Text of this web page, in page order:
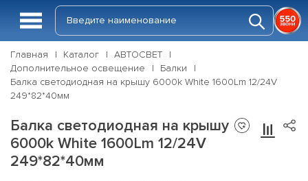
Главная Каталог
АВТОСВЕТ
Дополнительное освещение
Балки
Балка светодиодная на крышу 6000k White 1600Lm 12/24V
249*82*40мм
Балка светодиодная на крышу
6000k White 1600Lm 12/24V
249*82*40мм